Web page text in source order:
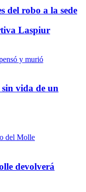
del robo a la sede
Laspiur
vida de un
devolverá